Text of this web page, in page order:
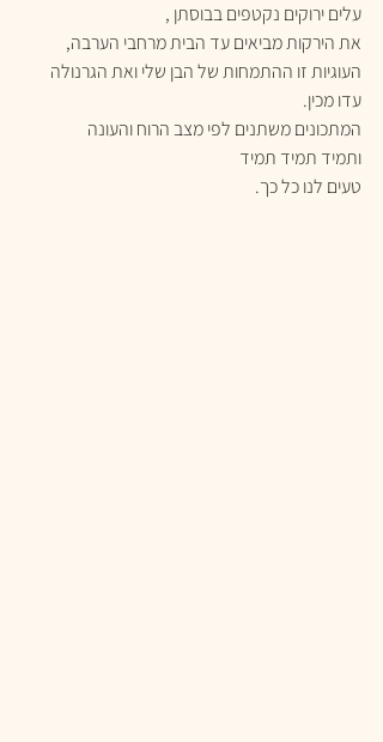
עלים ירוקים נקטפים בבוסתן ,
את הירקות מביאים עד הבית מרחבי הערבה,
העוגיות זו ההתמחות של הבן שלי ואת הגרנולה
עדו מכין.
המתכונים משתנים לפי מצב הרוח והעונה
ותמיד תמיד תמיד
טעים לנו כל כך.